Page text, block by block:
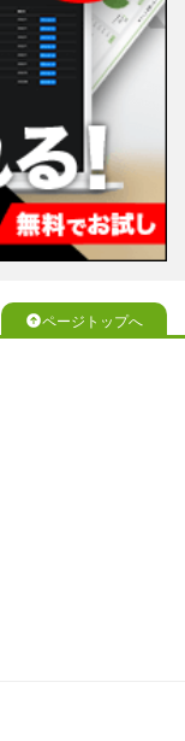
ページトップへ